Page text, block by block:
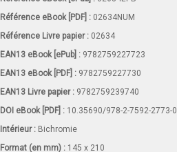
Référence eBook [PDF] : 02634NUM
Référence Livre papier : 02634
EAN13 eBook [ePub] : 9782759227723
EAN13 eBook [PDF] : 9782759227730
EAN13 Livre papier : 9782759239740
DOI eBook [PDF] : 10.35690/978-2-7592-2773-0
Intérieur : Bichromie
Format (en mm) : 145 x 210